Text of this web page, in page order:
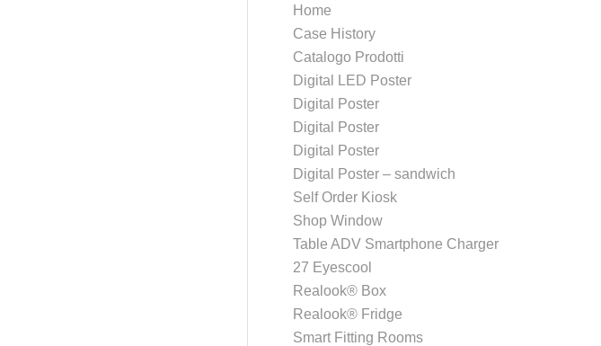
Home
Case History
Catalogo Prodotti
Digital LED Poster
Digital Poster
Digital Poster
Digital Poster
Digital Poster – sandwich
Self Order Kiosk
Shop Window
Table ADV Smartphone Charger
27 Eyescool
Realook® Box
Realook® Fridge
Smart Fitting Rooms